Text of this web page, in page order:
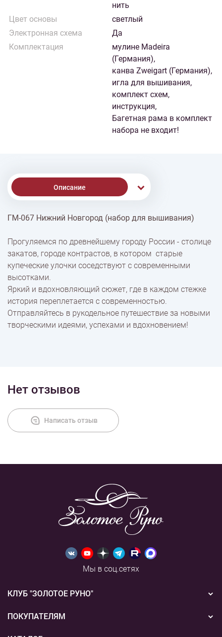
нить
Цвет основы
светлый
Электронная схема
Да
Комплектация
мулине Madeira
(Германия),
канва Zweigart (Германия),
игла для вышивания,
комплект схем,
инструкция,
Багетная рама в комплект
набора не входит!
Описание
% Скидки
Доставка
Оплата
ГМ-067 Нижний Новгород (набор для вышивания)
Прогуляемся по древнейшему городу России - столице
закатов, городе контрастов, в котором старые
купеческие улочки соседствуют с современными
высотками.
Яркий и вдохновляющий сюжет, где в каждом стежке
история переплетается с современностью.
Отправляйтесь в рукодельное путешествие за новыми
творческими идеями, успехами и вдохновением!
Нет отзывов
Написать отзыв
Мы в соц.сетях
КЛУБ "ЗОЛОТОЕ РУНО"
Новости
ПОКУПАТЕЛЯМ